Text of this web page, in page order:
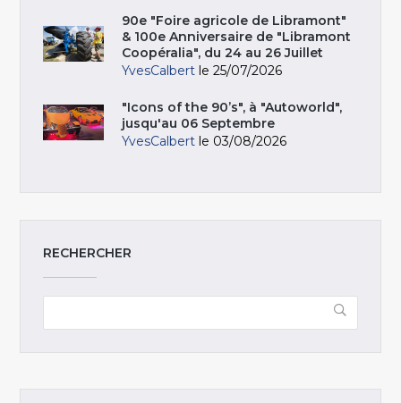
90e "Foire agricole de Libramont"
& 100e Anniversaire de "Libramont
Coopéralia", du 24 au 26 Juillet
YvesCalbert le 25/07/2026
"Icons of the 90’s", à "Autoworld",
jusqu'au 06 Septembre
YvesCalbert le 03/08/2026
RECHERCHER